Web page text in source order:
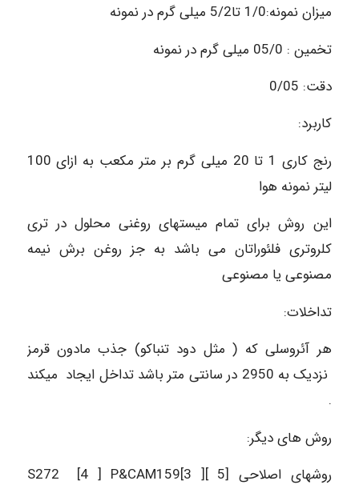
میزان نمونه:1/0 تا5/2 میلی گرم در نمونه
تخمین : 05/0 میلی گرم در نمونه
دقت: 0/05
کاربرد:
رنج کاری 1 تا 20 میلی گرم بر متر مکعب به ازای 100
لیتر نمونه هوا
این روش برای تمام میستهای روغنی محلول در تری
کلروتری فلئوراتان می باشد به جز روغن برش نیمه
مصنوعی یا مصنوعی
تداخلات:
هر آئروسلی که ( مثل دود تنباکو) جذب مادون قرمز
نزدیک به 2950 در سانتی متر باشد تداخل ایجاد میکند
.
روش های دیگر:
روشهای اصلاحی [5 ]S272 [4 ] P&CAM159[3 ]